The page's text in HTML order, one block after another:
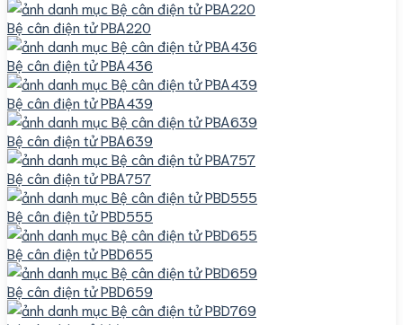
Bệ cân điện tử PBA220
Bệ cân điện tử PBA436
Bệ cân điện tử PBA439
Bệ cân điện tử PBA639
Bệ cân điện tử PBA757
Bệ cân điện tử PBD555
Bệ cân điện tử PBD655
Bệ cân điện tử PBD659